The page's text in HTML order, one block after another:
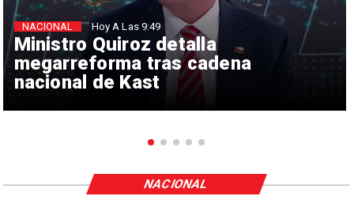
Ministro Quiroz detalla
megarreforma tras cadena
nacional de Kast
NACIONAL Hoy A Las 9:49
NACIONAL